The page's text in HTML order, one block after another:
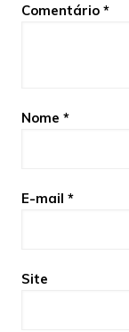
Comentário *
Nome *
E-mail *
Site